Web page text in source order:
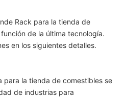
Rack para la tienda de
de la última tecnología.
en los siguientes detalles.
para la tienda de comestibles se
de industrias para